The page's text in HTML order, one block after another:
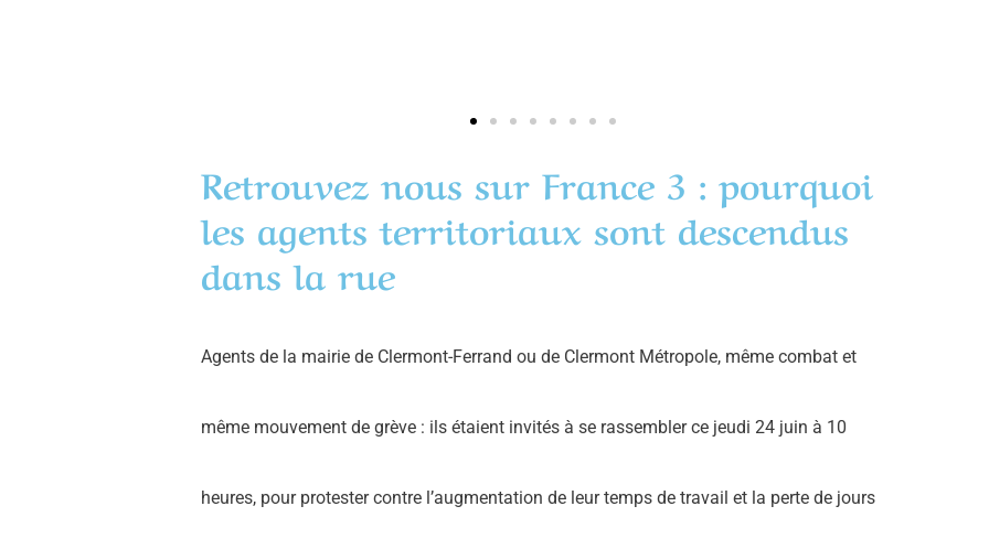
Retrouvez nous sur France 3 : pourquoi
les agents territoriaux sont descendus
dans la rue
Agents de la mairie de Clermont-Ferrand ou de Clermont Métropole, même combat et
même mouvement de grève : ils étaient invités à se rassembler ce jeudi 24 juin à 10
heures, pour protester contre l’augmentation de leur temps de travail et la perte de jours